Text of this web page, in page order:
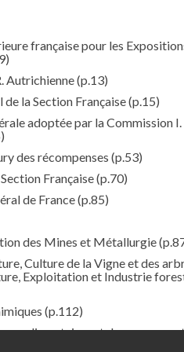
française pour les
Autrichienne(p.13)
de la Section Française(p.15)
adoptée par la Commission I.
des récompenses (p.53)
Française(p.70)
de France(p.85)
des Mines et Métallurgie
Culture de la Vigne et des
Exploitation et Industrie
(p.112)
alimentaires et de